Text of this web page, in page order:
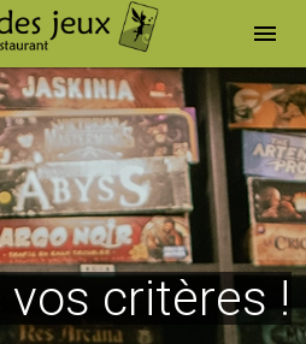
menu
vos critères !